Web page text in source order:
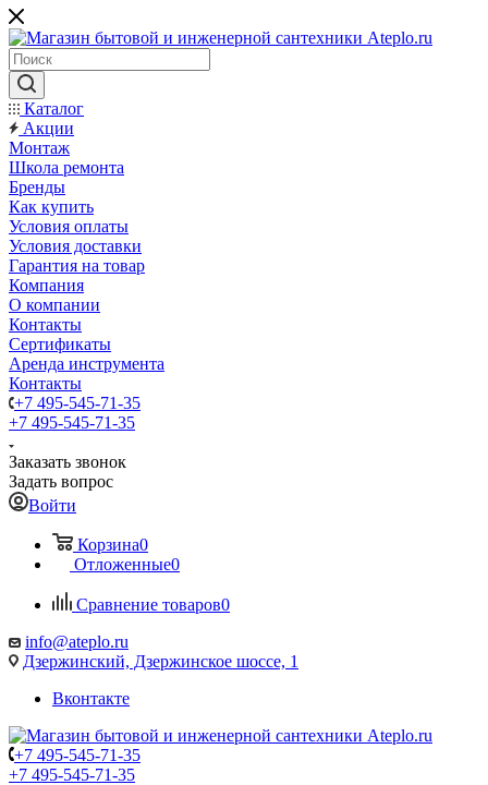
Каталог
Акции
Монтаж
Школа ремонта
Бренды
Как купить
Условия оплаты
Условия доставки
Гарантия на товар
Компания
О компании
Контакты
Сертификаты
Аренда инструмента
Контакты
+7 495-545-71-35
+7 495-545-71-35
Заказать звонок
Задать вопрос
Войти
Корзина0
Отложенные0
Сравнение товаров0
info@ateplo.ru
Дзержинский, Дзержинское шоссе, 1
Вконтакте
+7 495-545-71-35
+7 495-545-71-35